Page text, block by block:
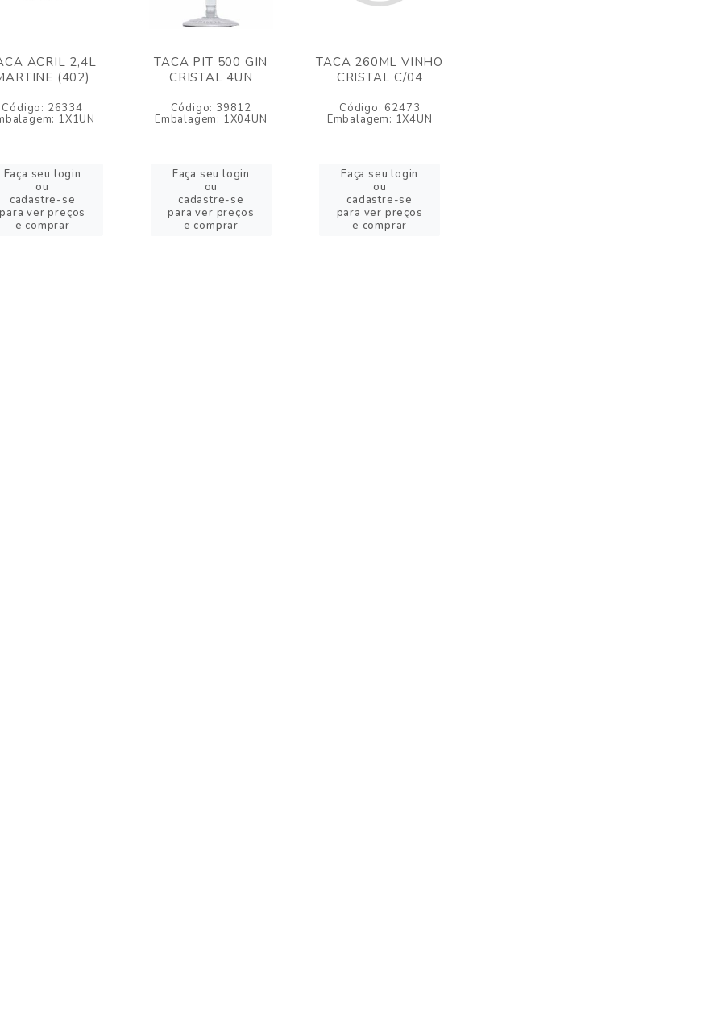
ACRIL 2,4L
(402)
Código: 26334
1X1UN
Faça seu login
ou
cadastre-se
para ver preços
e comprar
TACA PIT 500 GIN
CRISTAL 4UN
Código: 39812
Embalagem: 1X04UN
Faça seu login
ou
cadastre-se
para ver preços
e comprar
TACA 260ML VINHO
CRISTAL C/04
Código: 62473
Embalagem: 1X4UN
Faça seu login
ou
cadastre-se
para ver preços
e comprar